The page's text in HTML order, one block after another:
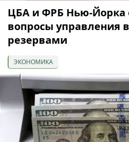
ЦБА и ФРБ Нью-Йорка
вопросы управления
резервами
ЭКОНОМИКА